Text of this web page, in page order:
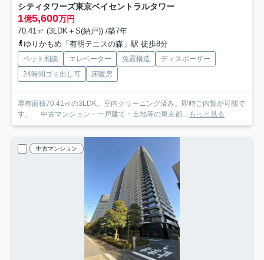
シティタワーズ東京ベイセントラルタワー
1億5,600万円
70.41㎡ (3LDK＋S(納戸)) /築7年
ゆりかもめ「有明テニスの森」駅 徒歩8分
ペット相談 エレベーター 免震構造
ディスポーザー
24時間ゴミ出し可
床暖房
専有面積70.41㎡の3LDK。室内クリーニング済み。即時ご内覧が可能で
す。 中古マンション・一戸建て・土地等の東京都... もっと見る
中古マンション